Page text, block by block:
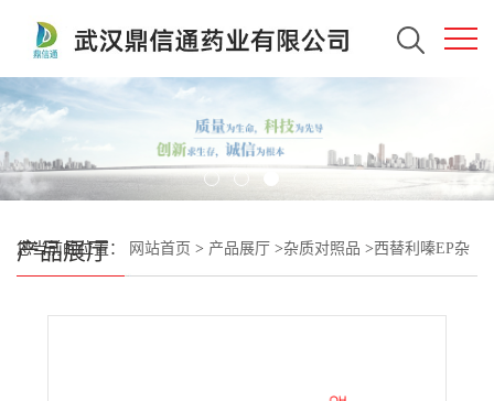
产品展厅
您当前的位置： 网站首页 > 产品展厅 >杂质对照品 >西替利嗪EP杂